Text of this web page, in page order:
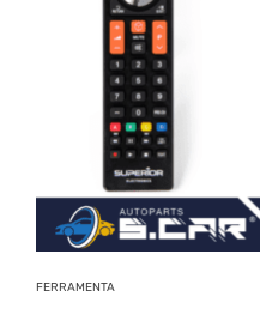
FERRAMENTA